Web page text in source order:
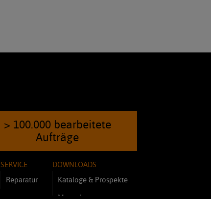
> 100.000 bearbeitete
Aufträge
SERVICE
Reparatur
DOWNLOADS
Kataloge & Prospekte
Manuals